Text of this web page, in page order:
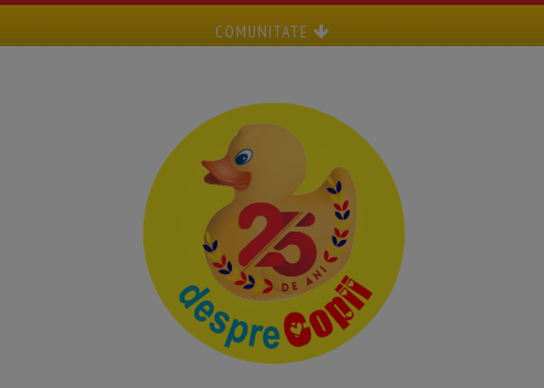
COMUNITATE